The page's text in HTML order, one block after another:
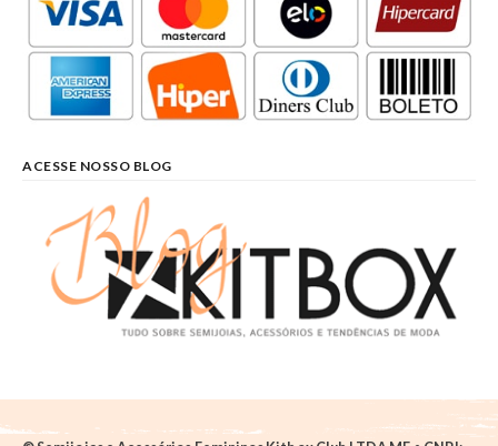
ACESSE NOSSO BLOG